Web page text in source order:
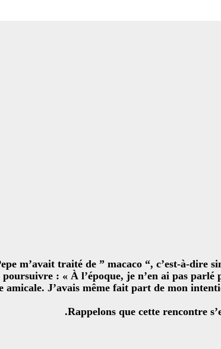
m’avait traité de ” macaco “, c’est-à-
: « À l’époque, je n’en ai pas
J’avais même fait part de mon
Rappelons que cette rencontre